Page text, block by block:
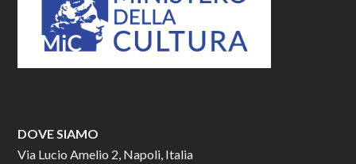
DOVE SIAMO
Via Lucio Amelio 2, Napoli, Italia